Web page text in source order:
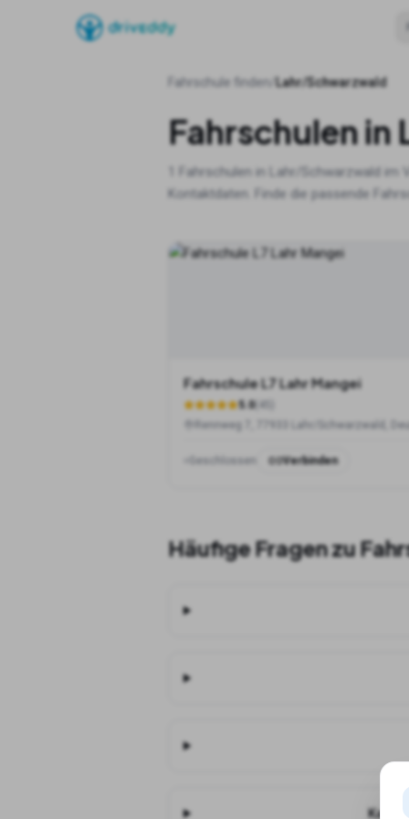
Fahrschule finden Lahr/Schwarzwald
Fahrschulen in
Fahrschulen in Lahr/Schwarzwald im
Kontaktdaten. Finde die passende
Fahrschule L7 Lahr Mangei
5.0
Geschlossen Verbinden
Häufige Fragen zu
Kann